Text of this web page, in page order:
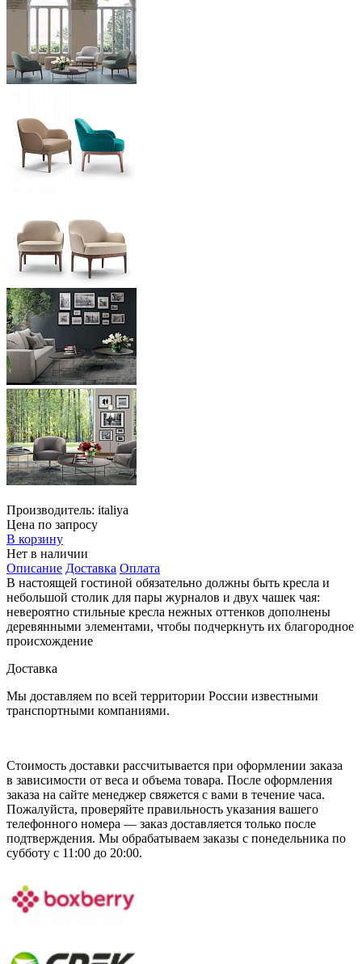
Производитель: italiya
Цена по запросу
В корзину
Нет в наличии
Описание Доставка Оплата
В настоящей гостиной обязательно должны быть кресла и
небольшой столик для пары журналов и двух чашек чая:
невероятно стильные кресла нежных оттенков дополнены
деревянными элементами, чтобы подчеркнуть их благородное
происхождение
Доставка
Мы доставляем по всей территории России известными
транспортными компаниями.
Стоимость доставки рассчитывается при оформлении заказа
в зависимости от веса и объема товара. После оформления
заказа на сайте менеджер свяжется с вами в течение часа.
Пожалуйста, проверяйте правильность указания вашего
телефонного номера — заказ доставляется только после
подтверждения. Мы обрабатываем заказы с понедельника по
субботу с 11:00 до 20:00.